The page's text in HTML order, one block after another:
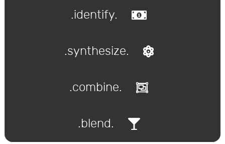
.identify.
.synthesize.
.combine.
.blend.